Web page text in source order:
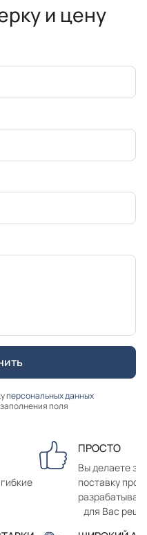
и цену
персональных данных
поля
ПРОСТО
Вы делаете
поставку
для Вас